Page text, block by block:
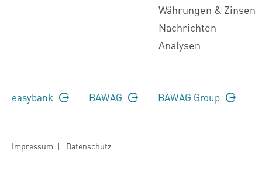
Währungen & Zinsen
Nachrichten
Analysen
easybank BAWAG BAWAG Group
Impressum | Datenschutz